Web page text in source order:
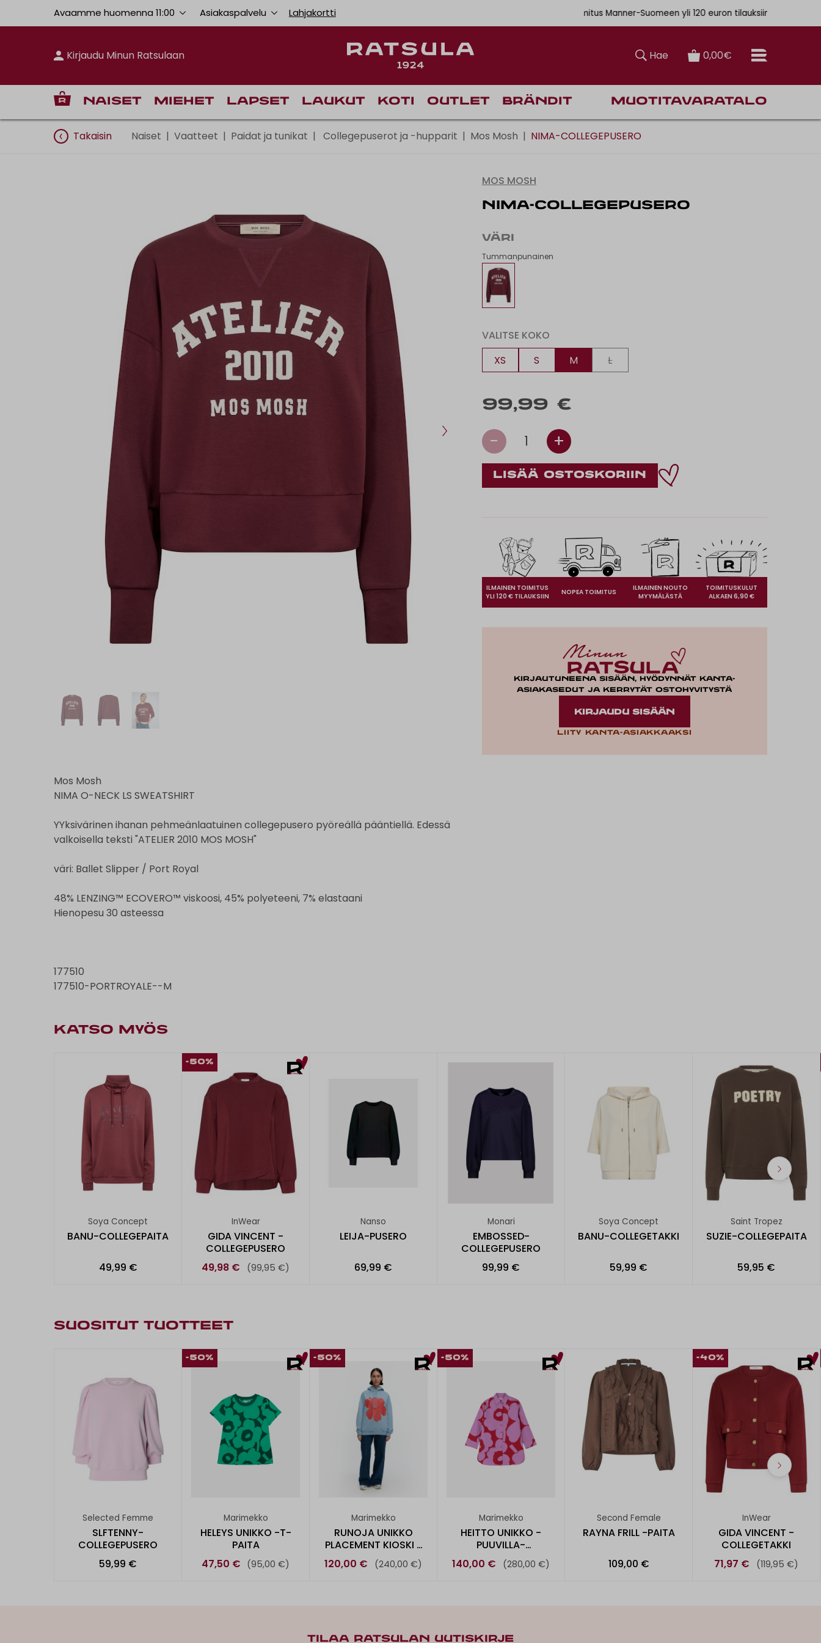
Avaamme huomenna 11:00 Asiakaspalvelu Lahjakortti Ilmainen toimitus Manner-Suomeen yli 120 euron tilauksiin
Kirjaudu Minun Ratsulaan Hae 0,00€
Naiset Miehet Lapset Laukut Koti Outlet Brändit Muotitavaratalo
Takaisin Naiset | Vaatteet | Paidat ja tunikat | Collegepuserot ja -hupparit | Mos Mosh | NIMA-COLLEGEPUSERO
Mos Mosh
NIMA O-NECK LS SWEATSHIRT
YYksivärinen ihanan pehmeänlaatuinen collegepusero pyöreällä pääntiellä. Edessä
valkoisella teksti "ATELIER 2010 MOS MOSH"
väri: Ballet Slipper / Port Royal
48% LENZING™ ECOVERO™ viskoosi, 45% polyeteeni, 7% elastaani
Hienopesu 30 asteessa
177510
177510-PORTROYALE--M
MOS MOSH
NIMA-COLLEGEPUSERO
VÄRI
Tummanpunainen
VALITSE KOKO
XS
S M L
99,99 €
- 1 +
ILMAINEN TOIMITUS
YLI 120 € TILAUKSIIN
NOPEA TOIMITUS
ILMAINEN NOUTO
MYYMÄLÄSTÄ
TOIMITUSKULUT
ALKAEN 6,90 €
Kirjautuneena sisään, hyödynnät kanta-
asiakasedut ja kerrytät ostohyvitystä
KIRJAUDU SISÄÄN
Liity kanta-asiakkaaksi
KATSO MYÖS
Soya Concept
BANU-COLLEGEPAITA
49,99 €
-50%
InWear
GIDA VINCENT -
COLLEGEPUSERO
49,98 €
(99,95 €)
Nanso
LEIJA-PUSERO
69,99 €
Monari
EMBOSSED-
COLLEGEPUSERO
99,99 €
Soya Concept
BANU-COLLEGETAKKI
59,99 €
Saint Tropez
SUZIE-COLLEGEPAITA
59,95 €
SUOSITUT TUOTTEET
Selected Femme
SLFTENNY-
COLLEGEPUSERO
59,99 €
-50%
Marimekko
HELEYS UNIKKO -T-
PAITA
47,50 € (95,00 €)
-50%
Marimekko
RUNOJA UNIKKO
PLACEMENT KIOSKI -
HUPPARI
120,00 € (240,00 €)
-50%
Marimekko
HEITTO UNIKKO -
PUUVILLA-
PELLAVAPAITA
140,00 € (280,00 €)
Second Female
RAYNA FRILL -PAITA
109,00 €
-40%
InWear
GIDA VINCENT -
COLLEGETAKKI
71,97 €
(119,95 €)
TILAA RATSULAN UUTISKIRJE